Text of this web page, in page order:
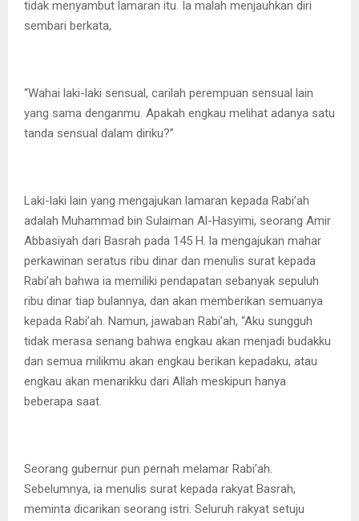
tidak menyambut lamaran itu. Ia malah menjauhkan diri
sembari berkata,
“Wahai laki-laki sensual, carilah perempuan sensual lain
yang sama denganmu. Apakah engkau melihat adanya satu
tanda sensual dalam diriku?”
Laki-laki lain yang mengajukan lamaran kepada Rabi’ah
adalah Muhammad bin Sulaiman Al-Hasyimi, seorang Amir
Abbasiyah dari Basrah pada 145 H. la mengajukan mahar
perkawinan seratus ribu dinar dan menulis surat kepada
Rabi’ah bahwa ia memiliki pendapatan sebanyak sepuluh
ribu dinar tiap bulannya, dan akan memberikan semuanya
kepada Rabi’ah. Namun, jawaban Rabi’ah, “Aku sungguh
tidak merasa senang bahwa engkau akan menjadi budakku
dan semua milikmu akan engkau berikan kepadaku, atau
engkau akan menarikku dari Allah meskipun hanya
beberapa saat.
Seorang gubernur pun pernah melamar Rabi’ah.
Sebelumnya, ia menulis surat kepada rakyat Basrah,
meminta dicarikan seorang istri. Seluruh rakyat setuju